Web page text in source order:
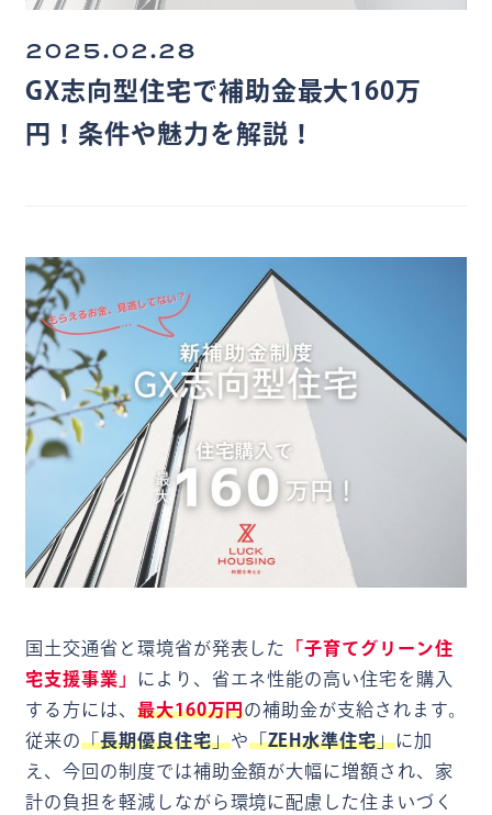
GX志向型住宅で補助金最大160万
円！条件や魅力を解説！
2025.02.28
国土交通省と環境省が発表した
「子育てグリーン住
宅支援事業」
により、省エネ性能の高い住宅を購入
する方には、 最大160万円の補助金が支給されます。
従来の「長期優良住宅」や「ZEH水準住宅」に加
え、今回の制度では補助金額が大幅に増額され、家
計の負担を軽減しながら環境に配慮した住まいづく